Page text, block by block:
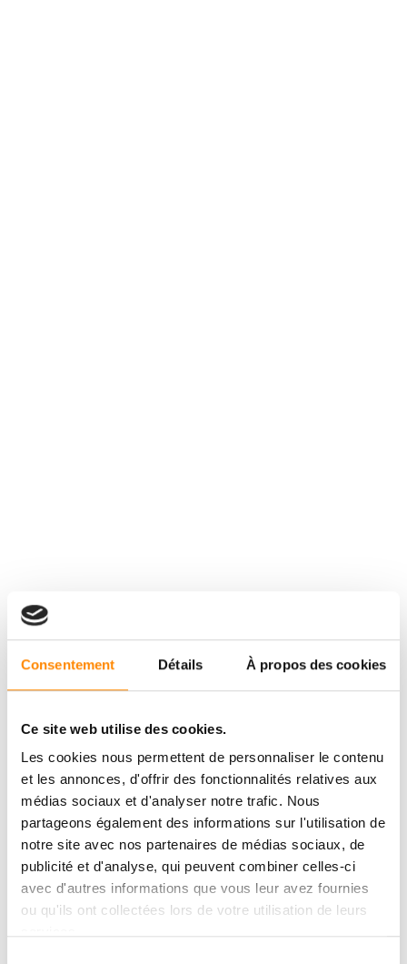
Consentement Détails À propos des cookies
Ce site web utilise des cookies.
Les cookies nous permettent de personnaliser le contenu
et les annonces, d'offrir des fonctionnalités relatives aux
médias sociaux et d'analyser notre trafic. Nous
partageons également des informations sur l'utilisation de
notre site avec nos partenaires de médias sociaux, de
publicité et d'analyse, qui peuvent combiner celles-ci
avec d'autres informations que vous leur avez fournies
ou qu'ils ont collectées lors de votre utilisation de leurs